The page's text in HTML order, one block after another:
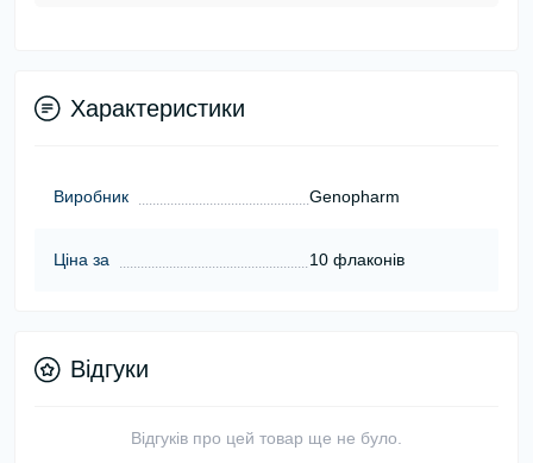
Характеристики
Виробник Genopharm
Ціна за 10 флаконів
Відгуки
Відгуків про цей товар ще не було.